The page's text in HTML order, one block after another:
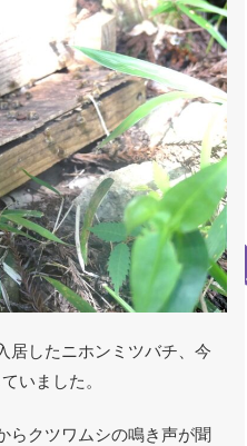
居したニホンミツバチ、今
いました。
らクツワムシの鳴き声が聞